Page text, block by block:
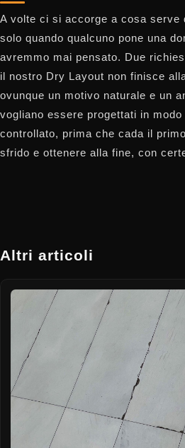
A volte ci si accorge a cosa serve
solo quando qualcuno pone una
avremmo mai pensato. Due
il nostro Dry Layout non finisce
ovunque un motivo naturale e un
vogliano essere progettati in
controllato, prima che cada il
sfrido e ottenere alla fine, con
Altri articoli